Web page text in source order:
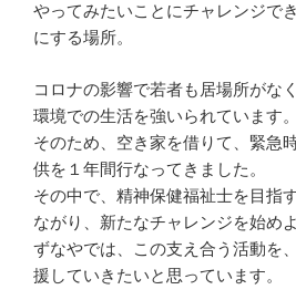
やってみたいことにチャレンジで
にする場所。
コロナの影響で若者も居場所がな
環境での生活を強いられています。
そのため、空き家を借りて、緊急
供を１年間行なってきました。
その中で、精神保健福祉士を目指
ながり、新たなチャレンジを始め
ずなやでは、この支え合う活動を
援していきたいと思っています。